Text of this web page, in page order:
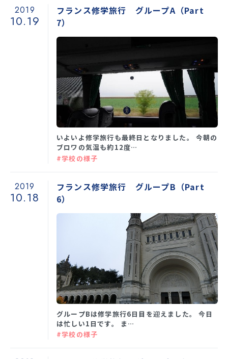
2019
10.19
フランス修学旅行 グループA（Part
7）
いよいよ修学旅行も最終日となりました。 今朝の
ブロワの気温も約12度…
#学校の様子
2019
10.18
フランス修学旅行 グループB（Part
6）
グループBは修学旅行6日目を迎えました。 今日
は忙しい1日です。 ま…
#学校の様子